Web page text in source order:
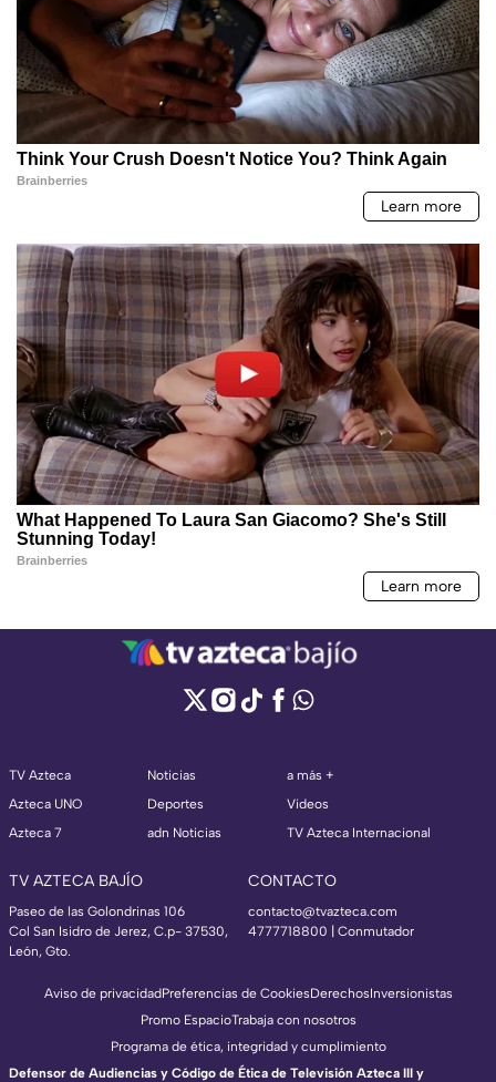
TV Azteca
Azteca UNO
Azteca 7
Noticias
Deportes
adn Noticias
a más +
Videos
TV Azteca Internacional
TV AZTECA BAJÍO
Paseo de las Golondrinas 106
Col San Isidro de Jerez, C.p- 37530,
León, Gto.
CONTACTO
contacto@tvazteca.com
4777718800 | Conmutador
Aviso de privacidadPreferencias de CookiesDerechosInversionistas
Promo EspacioTrabaja con nosotros
Programa de ética, integridad y cumplimiento
Defensor de Audiencias y Código de Ética de Televisión Azteca III y